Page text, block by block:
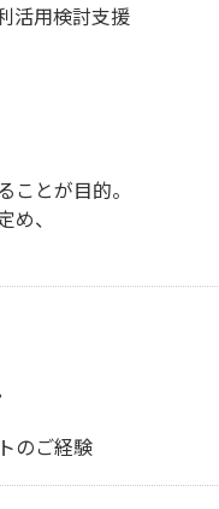
活用検討支援
とが目的。
、
のご経験